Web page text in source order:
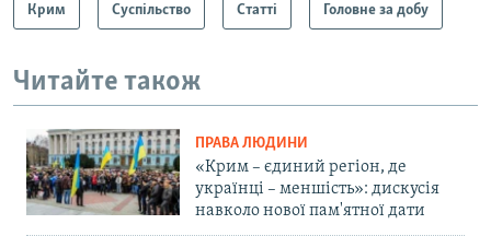
Крим Суспільство Статті Головне за добу
Читайте також
ПРАВА ЛЮДИНИ
«Крим – єдиний регіон, де
українці – меншість»: дискусія
навколо нової пам'ятної дати